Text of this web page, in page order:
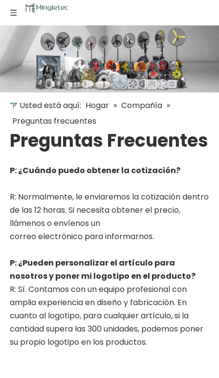
Usted está aquí: Hogar » Compañía »
Preguntas frecuentes
Preguntas Frecuentes
P: ¿Cuándo puedo obtener la cotización?
R: Normalmente, le enviaremos la cotización dentro
de las 12 horas. Si necesita obtener el precio,
llámenos o envíenos un
correo electrónico para informarnos.
P: ¿Pueden personalizar el artículo para
nosotros y poner mi logotipo en el producto?
R: Sí. Contamos con un equipo profesional con
amplia experiencia en diseño y fabricación. En
cuanto al logotipo, para cualquier artículo, si la
cantidad supera las 300 unidades, podemos poner
su propio logotipo en los productos.